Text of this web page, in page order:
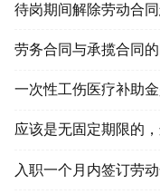
待岗期间解除劳动合
劳务合同与承揽合同
一次性工伤医疗补助
应该是无固定期限的
入职一个月内签订劳